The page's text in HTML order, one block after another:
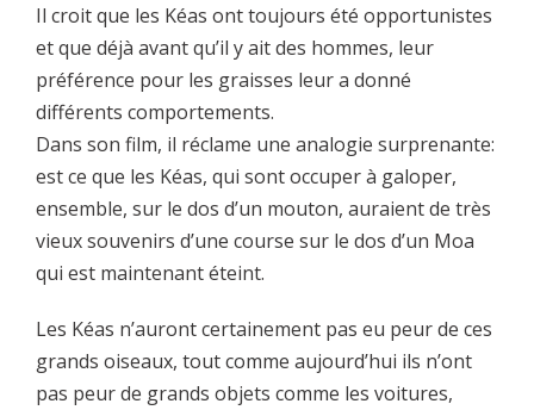
Il croit que les Kéas ont toujours été opportunistes
et que déjà avant qu’il y ait des hommes, leur
préférence pour les graisses leur a donné
différents comportements.
Dans son film, il réclame une analogie surprenante:
est ce que les Kéas, qui sont occuper à galoper,
ensemble, sur le dos d’un mouton, auraient de très
vieux souvenirs d’une course sur le dos d’un Moa
qui est maintenant éteint.
Les Kéas n’auront certainement pas eu peur de ces
grands oiseaux, tout comme aujourd’hui ils n’ont
pas peur de grands objets comme les voitures,